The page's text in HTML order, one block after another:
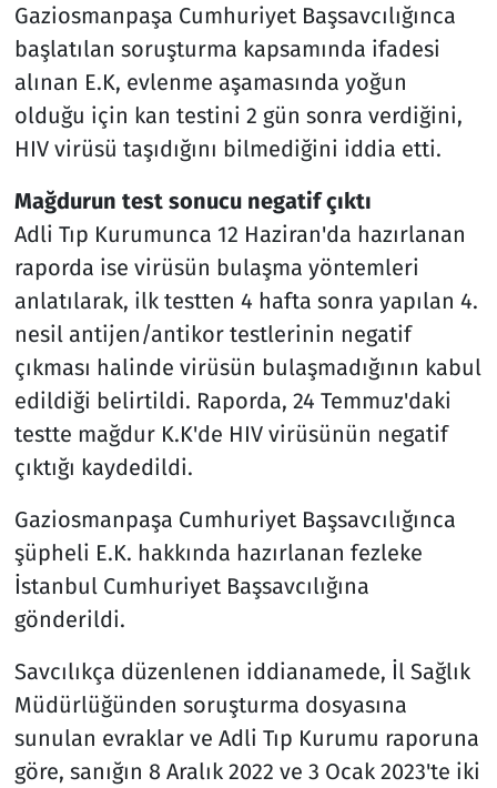
Gaziosmanpaşa Cumhuriyet Başsavcılığınca
başlatılan soruşturma kapsamında ifadesi
alınan E.K, evlenme aşamasında yoğun
olduğu için kan testini 2 gün sonra verdiğini,
HIV virüsü taşıdığını bilmediğini iddia etti.
Mağdurun test sonucu negatif çıktı
Adli Tıp Kurumunca 12 Haziran'da hazırlanan
raporda ise virüsün bulaşma yöntemleri
anlatılarak, ilk testten 4 hafta sonra yapılan 4.
nesil antijen/antikor testlerinin negatif
çıkması halinde virüsün bulaşmadığının kabul
edildiği belirtildi. Raporda, 24 Temmuz'daki
testte mağdur K.K'de HIV virüsünün negatif
çıktığı kaydedildi.
Gaziosmanpaşa Cumhuriyet Başsavcılığınca
şüpheli E.K. hakkında hazırlanan fezleke
İstanbul Cumhuriyet Başsavcılığına
gönderildi.
Savcılıkça düzenlenen iddianamede, İl Sağlık
Müdürlüğünden soruşturma dosyasına
sunulan evraklar ve Adli Tıp Kurumu raporuna
göre, sanığın 8 Aralık 2022 ve 3 Ocak 2023'te iki